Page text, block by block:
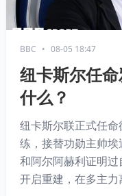
BBC • 08-05 18:47
纽卡斯尔任
什么？
纽卡斯尔联正式任命
练，接替功勋主帅
和阿尔阿赫利证明
开启重建，在多主